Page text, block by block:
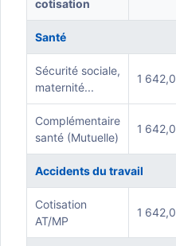
cotisation
Santé
Sécurité sociale,
maternité...
1
Complémentaire
santé (Mutuelle)
1
Accidents du travail
Cotisation
AT/MP
1